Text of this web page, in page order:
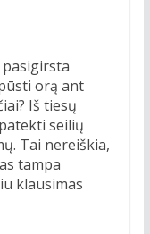
pasigirsta
orą ant
Iš tiesų
seilių
Tai nereiškia,
tampa
klausimas